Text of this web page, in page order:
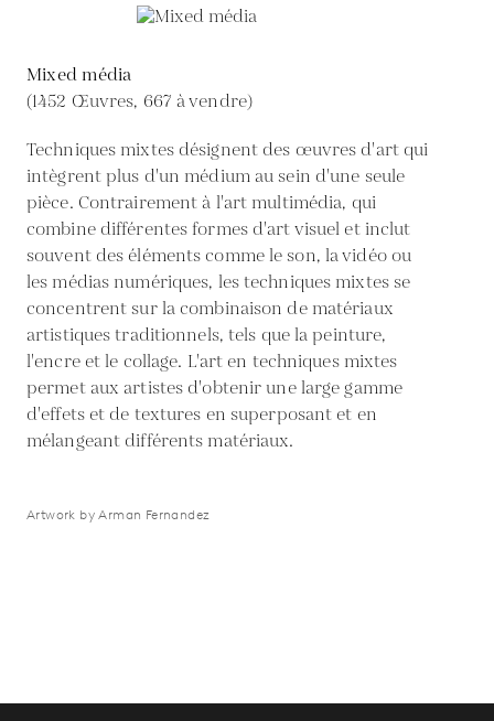
Mixed média
(1452 Œuvres, 667 à vendre)
Techniques mixtes désignent des œuvres d'art qui
intègrent plus d'un médium au sein d'une seule
pièce. Contrairement à l'art multimédia, qui
combine différentes formes d'art visuel et inclut
souvent des éléments comme le son, la vidéo ou
les médias numériques, les techniques mixtes se
concentrent sur la combinaison de matériaux
artistiques traditionnels, tels que la peinture,
l'encre et le collage. L'art en techniques mixtes
permet aux artistes d'obtenir une large gamme
d'effets et de textures en superposant et en
mélangeant différents matériaux.
Artwork by Arman Fernandez